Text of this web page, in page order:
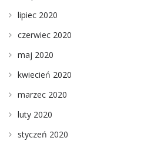
lipiec 2020
czerwiec 2020
maj 2020
kwiecień 2020
marzec 2020
luty 2020
styczeń 2020